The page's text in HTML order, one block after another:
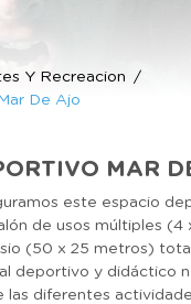
Y Recreacion
De Ajo
MAR
este espacio
de usos múltiples (4
(50 x 25 metros)
deportivo y didáctico
las diferentes